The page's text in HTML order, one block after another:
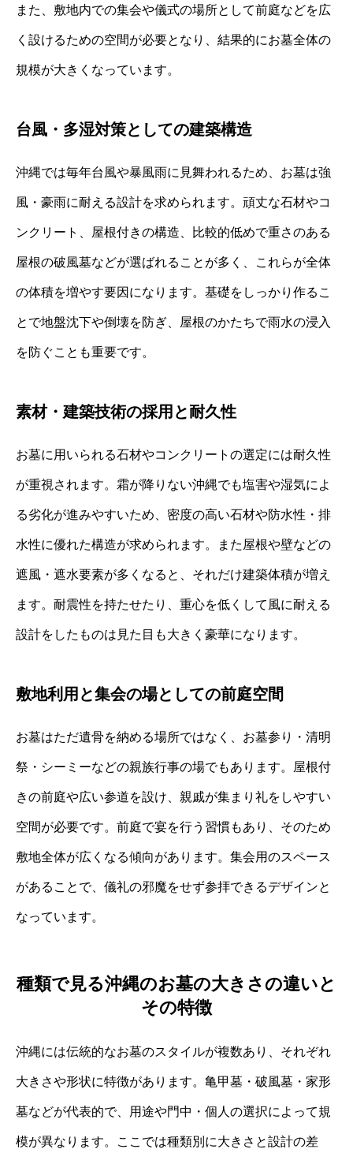
また、敷地内での集会や儀式の場所として前庭などを広
く設けるための空間が必要となり、結果的にお墓全体の
規模が大きくなっています。
台風・多湿対策としての建築構造
沖縄では毎年台風や暴風雨に見舞われるため、お墓は強
風・豪雨に耐える設計を求められます。頑丈な石材やコ
ンクリート、屋根付きの構造、比較的低めで重さのある
屋根の破風墓などが選ばれることが多く、これらが全体
の体積を増やす要因になります。基礎をしっかり作るこ
とで地盤沈下や倒壊を防ぎ、屋根のかたちで雨水の浸入
を防ぐことも重要です。
素材・建築技術の採用と耐久性
お墓に用いられる石材やコンクリートの選定には耐久性
が重視されます。霜が降りない沖縄でも塩害や湿気によ
る劣化が進みやすいため、密度の高い石材や防水性・排
水性に優れた構造が求められます。また屋根や壁などの
遮風・遮水要素が多くなると、それだけ建築体積が増え
ます。耐震性を持たせたり、重心を低くして風に耐える
設計をしたものは見た目も大きく豪華になります。
敷地利用と集会の場としての前庭空間
お墓はただ遺骨を納める場所ではなく、お墓参り・清明
祭・シーミーなどの親族行事の場でもあります。屋根付
きの前庭や広い参道を設け、親戚が集まり礼をしやすい
空間が必要です。前庭で宴を行う習慣もあり、そのため
敷地全体が広くなる傾向があります。集会用のスペース
があることで、儀礼の邪魔をせず参拝できるデザインと
なっています。
種類で見る沖縄のお墓の大きさの違いと
その特徴
沖縄には伝統的なお墓のスタイルが複数あり、それぞれ
大きさや形状に特徴があります。亀甲墓・破風墓・家形
墓などが代表的で、用途や門中・個人の選択によって規
模が異なります。ここでは種類別に大きさと設計の差